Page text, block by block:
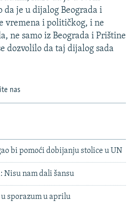
je u dijalog Beograda i
vremena i političkog, i ne
ne samo iz Beograda i Prištine
dozvolilo da taj dijalog sada
nas
bi pomoći dobijanju stolice u UN
Nisu nam dali šansu
u sporazum u aprilu